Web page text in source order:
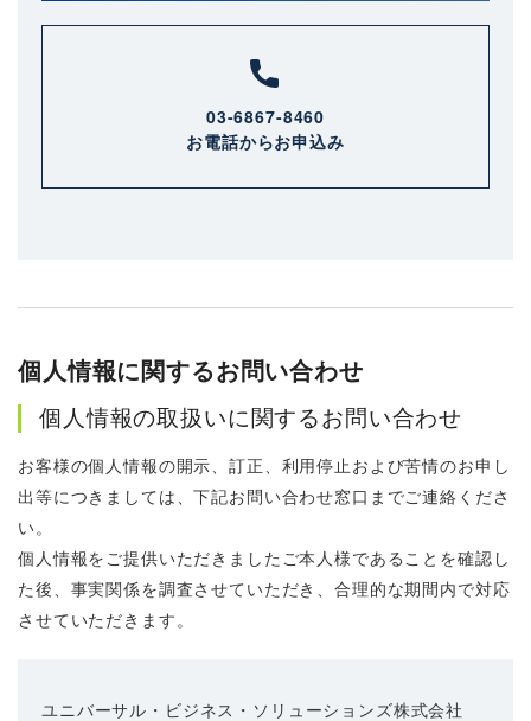
03-6867-8460
お電話からお申込み
個人情報に関するお問い合わせ
個人情報の取扱いに関するお問い合わせ
お客様の個人情報の開示、訂正、利用停止および苦情のお申し
出等につきましては、下記お問い合わせ窓口までご連絡くださ
い。
個人情報をご提供いただきましたご本人様であることを確認し
た後、事実関係を調査させていただき、合理的な期間内で対応
させていただきます。
ユニバーサル・ビジネス・ソリューションズ株式会社